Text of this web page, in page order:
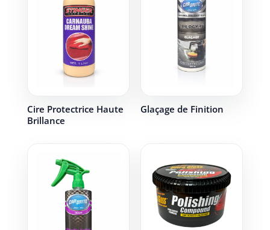
Cire Protectrice Haute
Brillance
Glaçage de Finition